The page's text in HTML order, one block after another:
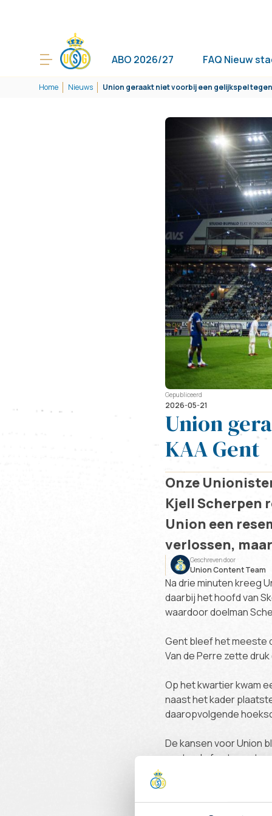
ABO 2026/27 FAQ Nieuw
Home Nieuws Union geraakt niet voorbij een gelijkspel
Gepubliceerd
2026-05-21
Union
KAA Gent
Onze
Kjell Scherpen
Union een
verlossen,
Geschreven door
Union Content Team
Na drie minuten kreeg
daarbij het hoofd van
waardoor doelman
Gent bleef het meeste
Van de Perre zette
Op het kwartier kwam
naast het kader
daaropvolgende
De kansen voor Union
centraal of net naast.
Net voor rust was Gent
scoren. Even later